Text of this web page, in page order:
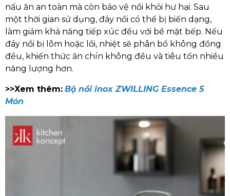
nấu ăn an toàn mà còn bảo vệ nồi khỏi hư hại. Sau
một thời gian sử dụng, đáy nồi có thể bị biến dạng,
làm giảm khả năng tiếp xúc đều với bề mặt bếp. Nếu
đáy nồi bị lõm hoặc lồi, nhiệt sẽ phân bổ không đồng
đều, khiến thức ăn chín không đều và tiêu tốn nhiều
năng lượng hơn.
>>Xem thêm: Bộ nồi inox ZWILLING Essence 5
Món